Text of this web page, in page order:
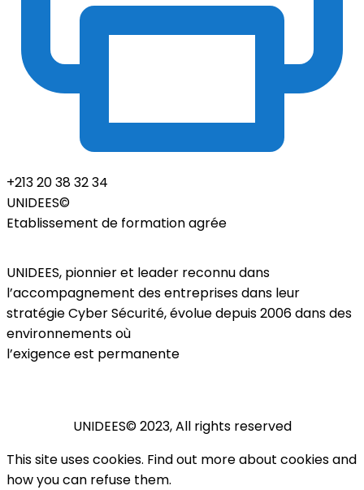
+213 20 38 32 34
UNIDEES©
Etablissement de formation agrée
UNIDEES, pionnier et leader reconnu dans
l’accompagnement des entreprises dans leur
stratégie Cyber Sécurité, évolue depuis 2006 dans des
environnements où
l’exigence est permanente
UNIDEES© 2023, All rights reserved
This site uses cookies. Find out more about cookies and
how you can refuse them.